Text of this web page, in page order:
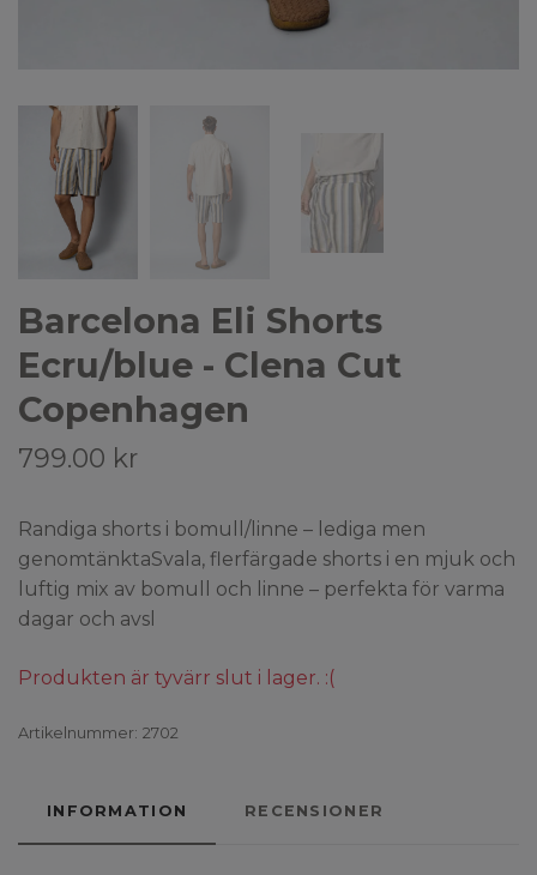
Barcelona Eli Shorts
Ecru/blue - Clena Cut
Copenhagen
799.00 kr
Randiga shorts i bomull/linne – lediga men
genomtänktaSvala, flerfärgade shorts i en mjuk och
luftig mix av bomull och linne – perfekta för varma
dagar och avsl
Produkten är tyvärr slut i lager. :(
Artikelnummer: 2702
INFORMATION RECENSIONER